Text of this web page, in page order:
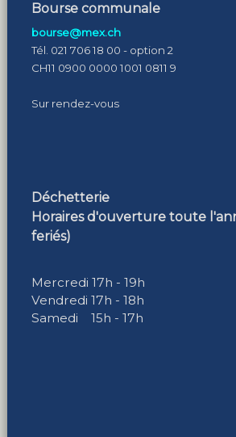
Bourse communale
bourse@mex.ch
Tél. 021 706 18 00 - option 2
CH11 0900 0000 1001 0811 9
Sur rendez-vous
Déchetterie
Horaires d'ouverture toute
feriés)
Mercredi 17h - 19h
Vendredi 17h - 18h
Samedi 15h - 17h